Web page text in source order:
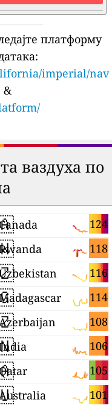
платформу
imperial/nav
&
ваздуха по
124
Canada
118
116
114
108
Azerbaijan
106
105
Qatar
101
Australia